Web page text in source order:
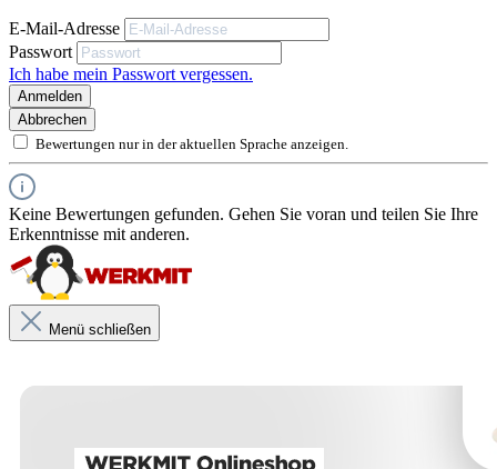
E-Mail-Adresse
Passwort
Ich habe mein Passwort vergessen.
Anmelden
Abbrechen
Bewertungen nur in der aktuellen Sprache anzeigen.
Keine Bewertungen gefunden. Gehen Sie voran und teilen Sie Ihre
Erkenntnisse mit anderen.
Menü schließen